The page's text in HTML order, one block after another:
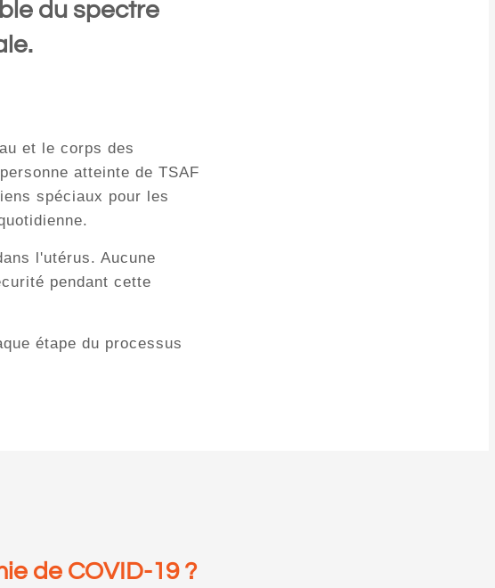
et le corps des
atteinte de TSAF
spéciaux pour les
l'utérus. Aucune
pendant cette
étape du processus
du spectre
de COVID-19 ?